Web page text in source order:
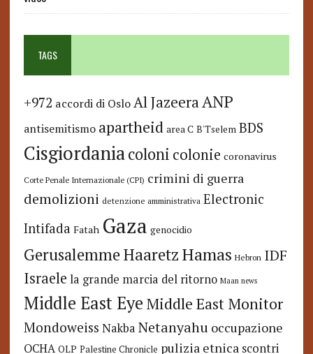
TAGS
+972 accordi di Oslo Al JazeeraANP
antisemitismo apartheid area C B'Tselem BDS
Cisgiordaniacoloni colonie coronavirus
Corte Penale Internazionale (CPI) crimini di guerra
demolizioni detenzione amministrativa Electronic
Intifada Fatah Gaza genocidio
GerusalemmeHaaretzHamas Hebron IDF
Israele la grande marcia del ritorno Maan news
Middle East Eye Middle East Monitor
Mondoweiss Nakba Netanyahu occupazione
OCHA OLP Palestine Chronicle pulizia etnica scontri